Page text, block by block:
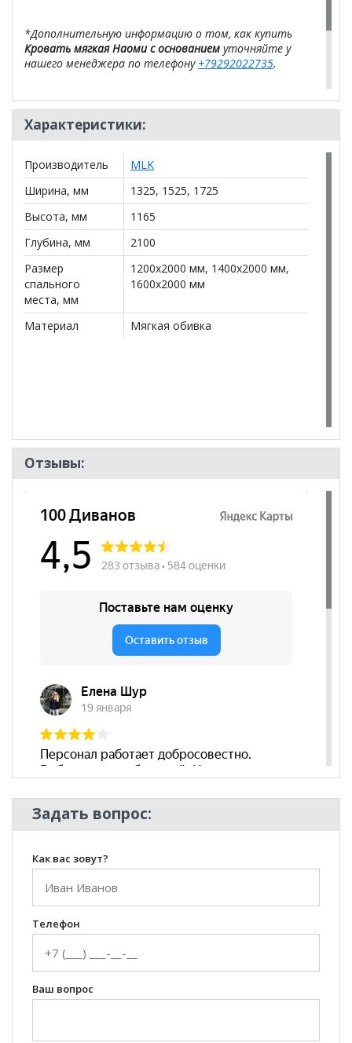
*Дополнительную информацию о том, как купить
Кровать мягкая Наоми с основанием уточняйте у
нашего менеджера по телефону +79292022735.
действительны только для интернет-магазинаи
могут отличаться от цен в розничных магазинах-
салонах сети!
Характеристики:
Производитель
MLK
Ширина, мм
1325, 1525, 1725
Высота, мм
1165
Глубина, мм
2100
Размер
спального
места, мм
1200x2000 мм, 1400x2000 мм,
1600x2000 мм
Материал Мягкая обивка
Отзывы:
Задать вопрос:
Как вас зовут?
Телефон
Ваш вопрос